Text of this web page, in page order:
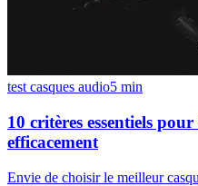
test casques audio5 min
10 critères essentiels
efficacement
Envie de choisir le meilleur